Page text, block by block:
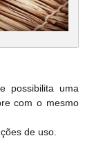
possibilita uma
com o mesmo
de uso.